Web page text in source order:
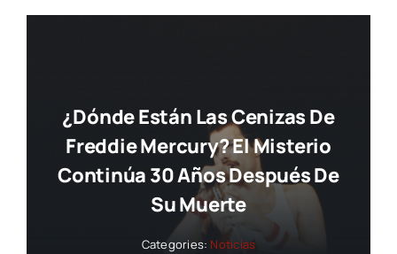
¿Dónde Están Las Cenizas De
Freddie Mercury? El Misterio
Continúa 30 Años Después De
Su Muerte
Categories: Noticias